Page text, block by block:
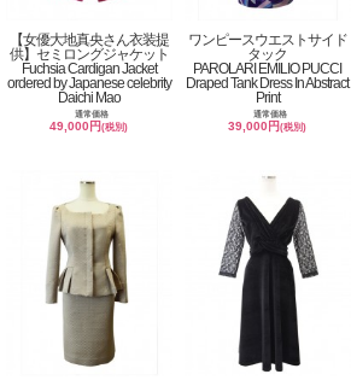
【女優大地真央さん衣装提
供】セミロングジャケット
Fuchsia Cardigan Jacket
ordered by Japanese celebrity
Daichi Mao
通常価格
49,000円(税別)
ワンピースウエストサイド
タック
PAROLARI EMILIO PUCCI
Draped Tank Dress In Abstract
Print
通常価格
39,000円(税別)